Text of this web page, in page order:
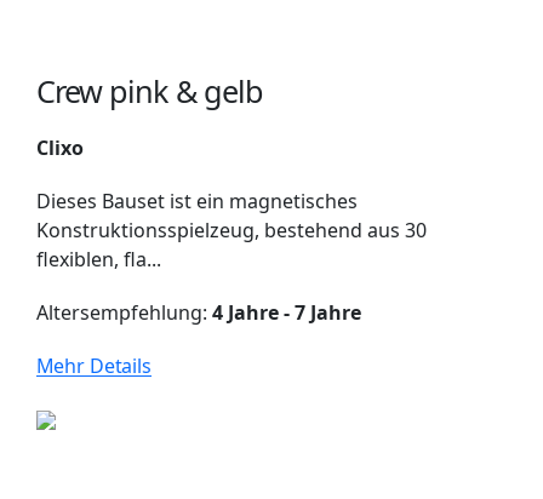
Crew pink & gelb
Clixo
Dieses Bauset ist ein magnetisches
Konstruktionsspielzeug, bestehend aus 30
flexiblen, fla...
Altersempfehlung: 4 Jahre - 7 Jahre
Mehr Details